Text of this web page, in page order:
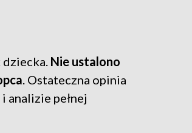
Nie ustalono
. Ostateczna opinia
analizie pełnej